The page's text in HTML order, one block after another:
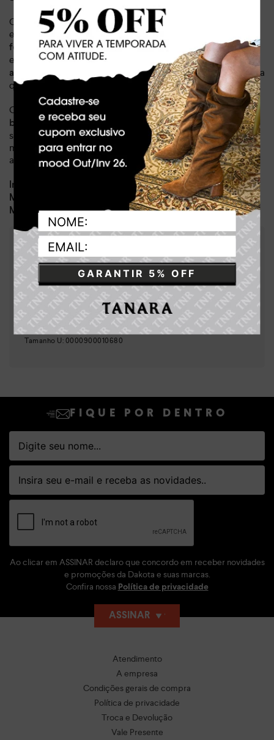
GARANTIR 5% OFF
Confeccionada em material sintético de alta qualidade,
essa bolsa possuium amplo espaço interno com
fechamento em zíper, ideal para carregar seus itens
essenciais com segurança e praticidade.A alça longa e
ajustável de 67 cm
permite que você utilize a bolsa da forma
que preferir, seja como crossbody ou ombro.
O detalhe que faz toda a diferença éo charmoso
barbicacho metalizado
, que adiciona um toque de
sofisticação e elegância à peça. Perfeita para mulheres
modernas e que valorizam a qualidade, essa bolsa é o
acessório que faltava para completar seus looks.
Indicado para:
Material:
Medidas:21 x 13 cm
Cor Preto
Referência:TB3262-00001
País de origem: Brasil
Indústria Brasileira
NCM:
Tamanho U:0000900010680
FIQUE POR DENTRO
Ao clicar em ASSINAR declaro que concordo em receber novidades
e promoções da Dakota e suas marcas.
Confira nossa Política de privacidade
ASSINAR
Atendimento
A empresa
Condições gerais de compra
Política de privacidade
Troca e Devolução
Vale Presente